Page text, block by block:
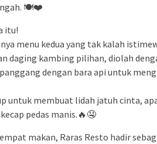
🍽️❤️
itu!
menu kedua yang tak kalah
daging kambing pilihan, diolah
dengan bara api untuk
untuk membuat lidah jatuh cinta,
pedas manis.🔥🤤
makan, Raras Resto hadir